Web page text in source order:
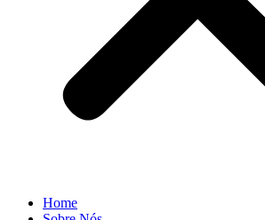
Home